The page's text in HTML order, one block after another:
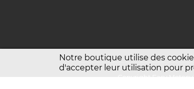
Notre boutique utilise des
d'accepter leur utilisation pour